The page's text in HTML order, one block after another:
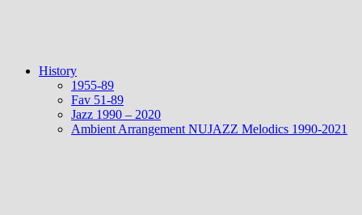
History
1955-89
Fav 51-89
Jazz 1990 – 2020
Ambient Arrangement NUJAZZ Melodics 1990-2021